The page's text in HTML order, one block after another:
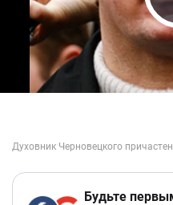
Будьте